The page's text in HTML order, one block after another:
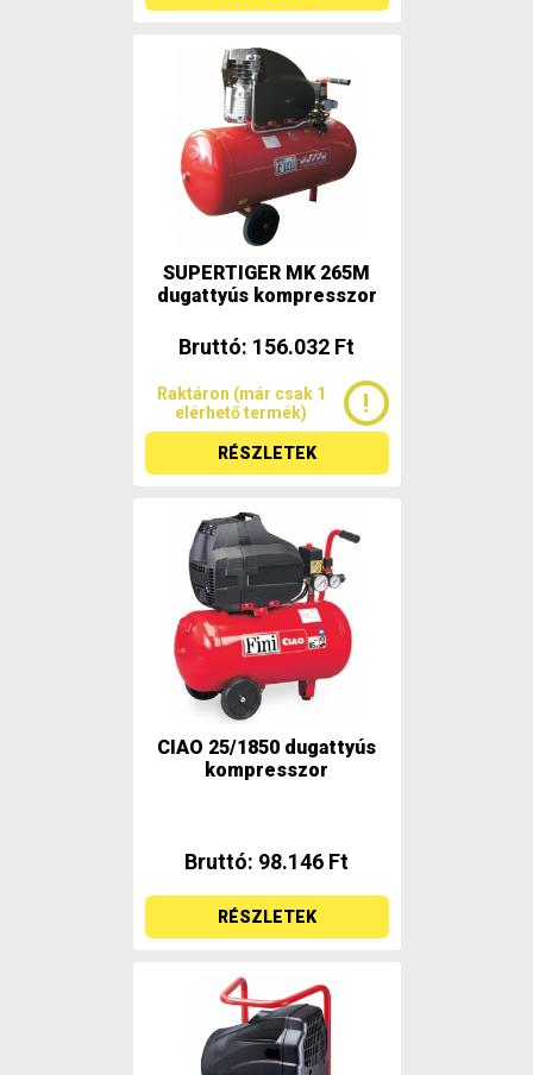
SUPERTIGER MK 265M
dugattyús kompresszor
Bruttó: 156.032 Ft
Raktáron (már csak 1
elérhető termék)
RÉSZLETEK
CIAO 25/1850 dugattyús
kompresszor
Bruttó: 98.146 Ft
RÉSZLETEK